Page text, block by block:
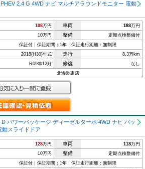
2.4 G 4WD ナビ マルチアラウンドモニター 電動
198万円 車両 188万円
10万円 整備 定期点検整備付
保証付｜保証期間：1年｜保証走行距離：無制限
2018(H30)年式 走行 8.3万km
R09年12月 修復 なし
北海道東店
パワーパッケージ ディーゼルターボ 4WD ナビ バッ
動スライドドア
128万円 車両 118万円
10万円 整備 定期点検整備付
保証付｜保証期間：1年｜保証走行距離：無制限